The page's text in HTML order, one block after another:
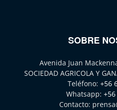
SOBRE
Avenida Juan
SOCIEDAD AGRICOLA Y
Teléfono: +56
Whatsapp:
Contacto: